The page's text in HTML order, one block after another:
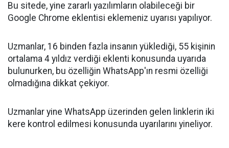
Bu sitede, yine zararlı yazılımların olabileceği bir
Google Chrome eklentisi eklemeniz uyarısı yapılıyor.
Uzmanlar, 16 binden fazla insanın yüklediği, 55 kişinin
ortalama 4 yıldız verdiği eklenti konusunda uyarıda
bulunurken, bu özelliğin WhatsApp'ın resmi özelliği
olmadığına dikkat çekiyor.
Uzmanlar yine WhatsApp üzerinden gelen linklerin iki
kere kontrol edilmesi konusunda uyarılarını yineliyor.